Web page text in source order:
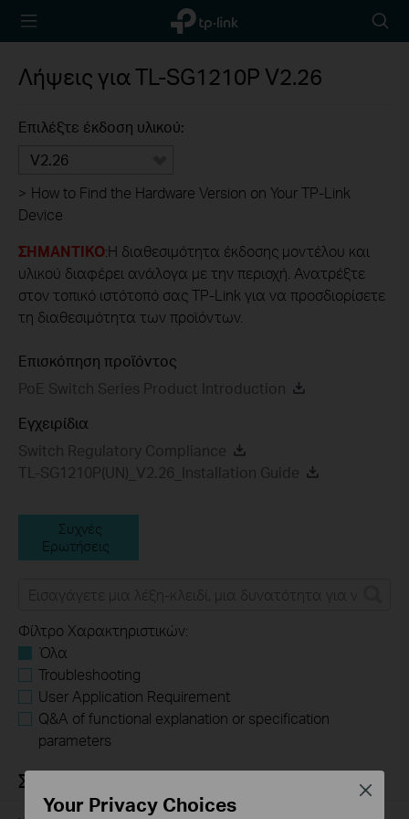
TP-Link,
Reliably
icon
Λήψεις γιαTL-SG1210P V2.26
Επιλέξτε έκδοση υλικού:
V2.26
> How to Find the Hardware Version on Your TP-Link
Device
ΣΗΜΑΝΤΙΚΟ:Η διαθεσιμότητα έκδοσης μοντέλου και
υλικού διαφέρει ανάλογα με την περιοχή. Ανατρέξτε
στον τοπικό ιστότοπό σας TP-Link για να προσδιορίσετε
τη διαθεσιμότητα των προϊόντων.
Επισκόπηση προϊόντος
PoE Switch Series Product Introduction
Εγχειρίδια
Switch Regulatory Compliance
TL-SG1210P(UN)_V2.26_Installation Guide
Συχνές
Ερωτήσεις
Φίλτρο Χαρακτηριστικών:
Όλα
Troubleshooting
User Application Requirement
Q&A of functional explanation or specification
parameters
Συχνές ερωτήσεις
Your Privacy Choices
Close